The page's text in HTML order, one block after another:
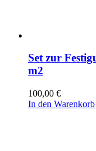
Set zur
m2
100,00 €
In den Warenkorb